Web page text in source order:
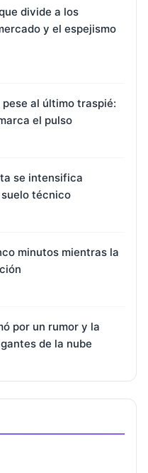
divide a los
y el espejismo
al último traspié:
el pulso
se intensifica
técnico
minutos mientras la
por un rumor y la
de la nube